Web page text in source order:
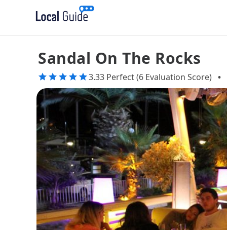
Sandal On The Rocks
3.33 Perfect (6 Evaluation Score) •